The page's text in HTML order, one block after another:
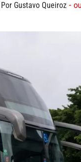
Por Gustavo Queiroz -